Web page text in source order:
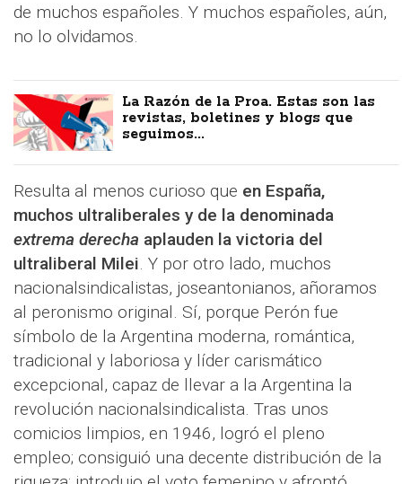
de muchos españoles. Y muchos españoles, aún,
no lo olvidamos.
La Razón de la Proa. Estas son las
revistas, boletines y blogs que
seguimos...
Resulta al menos curioso que en España,
muchos ultraliberales y de la denominada
extrema derecha aplauden la victoria del
ultraliberal Milei. Y por otro lado, muchos
nacionalsindicalistas, joseantonianos, añoramos
al peronismo original. Sí, porque Perón fue
símbolo de la Argentina moderna, romántica,
tradicional y laboriosa y líder carismático
excepcional, capaz de llevar a la Argentina la
revolución nacionalsindicalista. Tras unos
comicios limpios, en 1946, logró el pleno
empleo; consiguió una decente distribución de la